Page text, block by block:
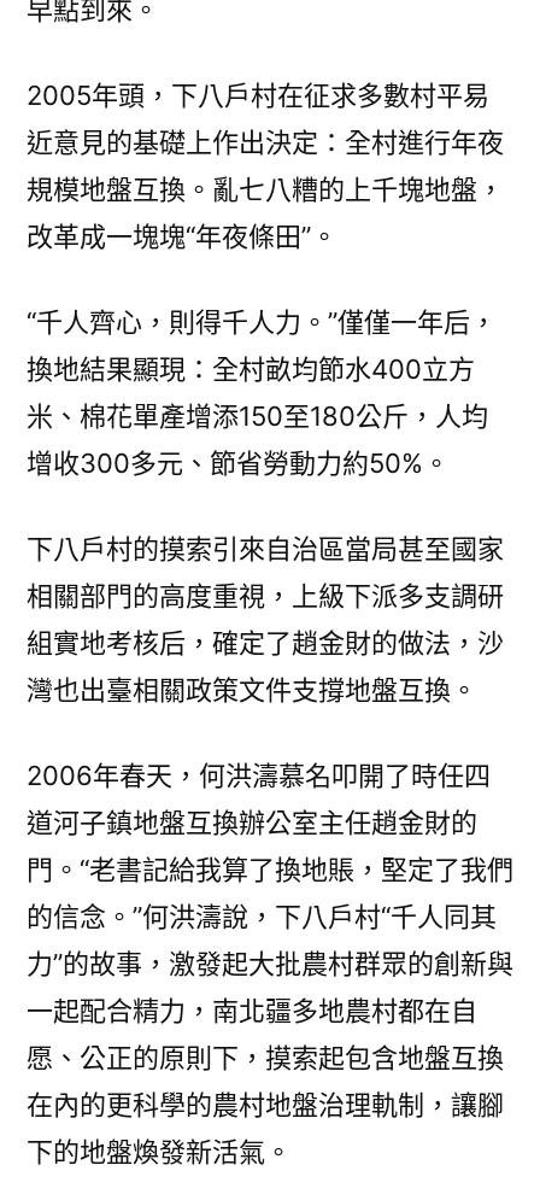
早點到來。
2005年頭，下八戶村在征求多數村平易
近意見的基礎上作出決定：全村進行年夜
規模地盤互換。亂七八糟的上千塊地盤，
改革成一塊塊“年夜條田”。
“千人齊心，則得千人力。”僅僅一年后，
換地結果顯現：全村畝均節水400立方
米、棉花單產增添150至180公斤，人均
增收300多元、節省勞動力約50%。
下八戶村的摸索引來自治區當局甚至國家
相關部門的高度重視，上級下派多支調研
組實地考核后，確定了趙金財的做法，沙
灣也出臺相關政策文件支撐地盤互換。
2006年春天，何洪濤慕名叩開了時任四
道河子鎮地盤互換辦公室主任趙金財的
門。“老書記給我算了換地賬，堅定了我們
的信念。”何洪濤說，下八戶村“千人同其
力”的故事，激發起大批農村群眾的創新與
一起配合精力，南北疆多地農村都在自
愿、公正的原則下，摸索起包含地盤互換
在內的更科學的農村地盤治理軌制，讓腳
下的地盤煥發新活氣。